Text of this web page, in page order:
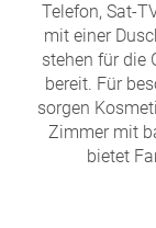
Telefon, Sat-
mit einer
stehen für die
bereit. Für
sorgen
Zimmer mit
bietet